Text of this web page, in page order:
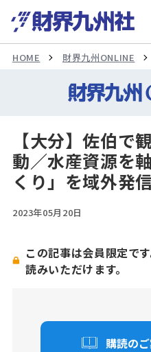
HOME 財界九州ONLINE
【大分】佐伯で
動／水産資源を
くり」を域外発信
2023年05月20日
この記事は会員限定です
読みいただけます。
購読の